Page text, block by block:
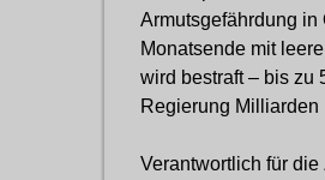
Armutsgefährdung in
Monatsende mit
wird bestraft – bis zu
Regierung Milliarden
Verantwortlich für